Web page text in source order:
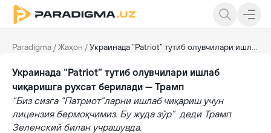
Paradigma /Жаҳон /Украинада “Patriot” тутиб олувчилари ишлаб чиқаришга рухсат берилади — Трамп
Украинада “Patriot” тутиб олувчилари ишлаб
чиқаришга рухсат берилади — Трамп
“Биз сизга “Патриот”ларни ишлаб чиқариш учун
лицензия бермоқчимиз. Бу жуда зўр” деди Трамп
Зеленский билан учрашувда.